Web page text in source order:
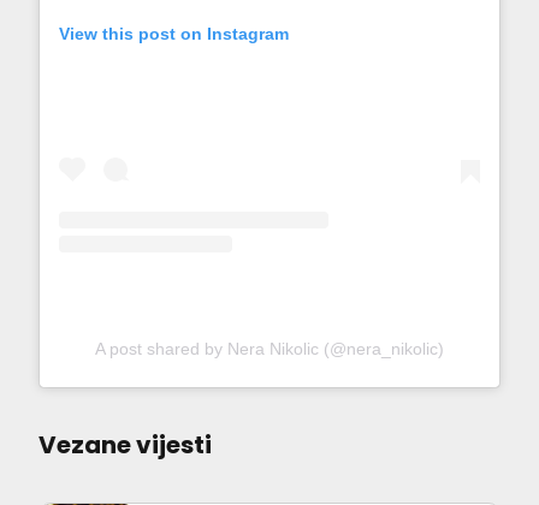
View this post on Instagram
A post shared by Nera Nikolic (@nera_nikolic)
Vezane vijesti